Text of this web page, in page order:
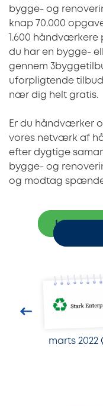
bygge- og
knap 70.000
1.600
du har en bygge-
gennem
uforpligtende
nær dig helt gratis.
Er du håndværker
vores netværk af
efter dygtige
bygge- og
og modtag
Indhent
marts 2022